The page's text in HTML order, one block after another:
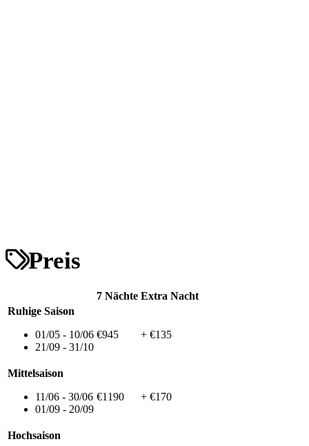
Preis
7 Nächte Extra Nacht
Ruhige Saison
01/05 - 10/06
21/09 - 31/10
€945 + €135
Mittelsaison
11/06 - 30/06
01/09 - 20/09
€1190 + €170
Hochsaison